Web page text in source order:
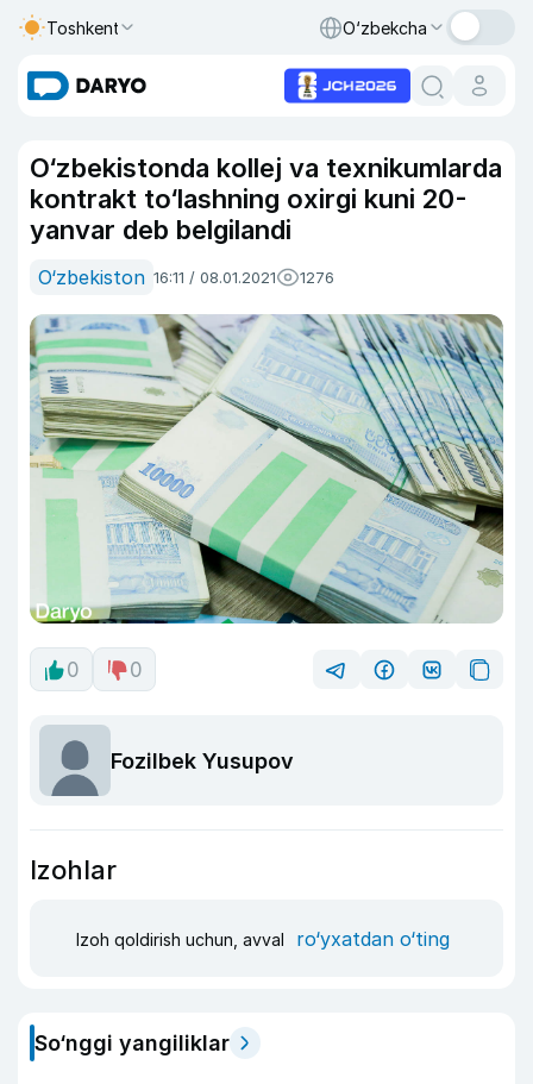
Toshkent O‘zbekcha
O‘zbekistonda kollej va texnikumlarda
kontrakt to‘lashning oxirgi kuni 20-
yanvar deb belgilandi
O‘zbekiston 16:11 / 08.01.2021 1276
0 0
Fozilbek Yusupov
Izohlar
Izoh qoldirish uchun, avval ro‘yxatdan o‘ting
So‘nggi yangiliklar